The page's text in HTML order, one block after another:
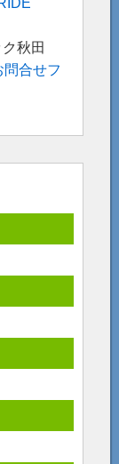
秋田
問合せフ